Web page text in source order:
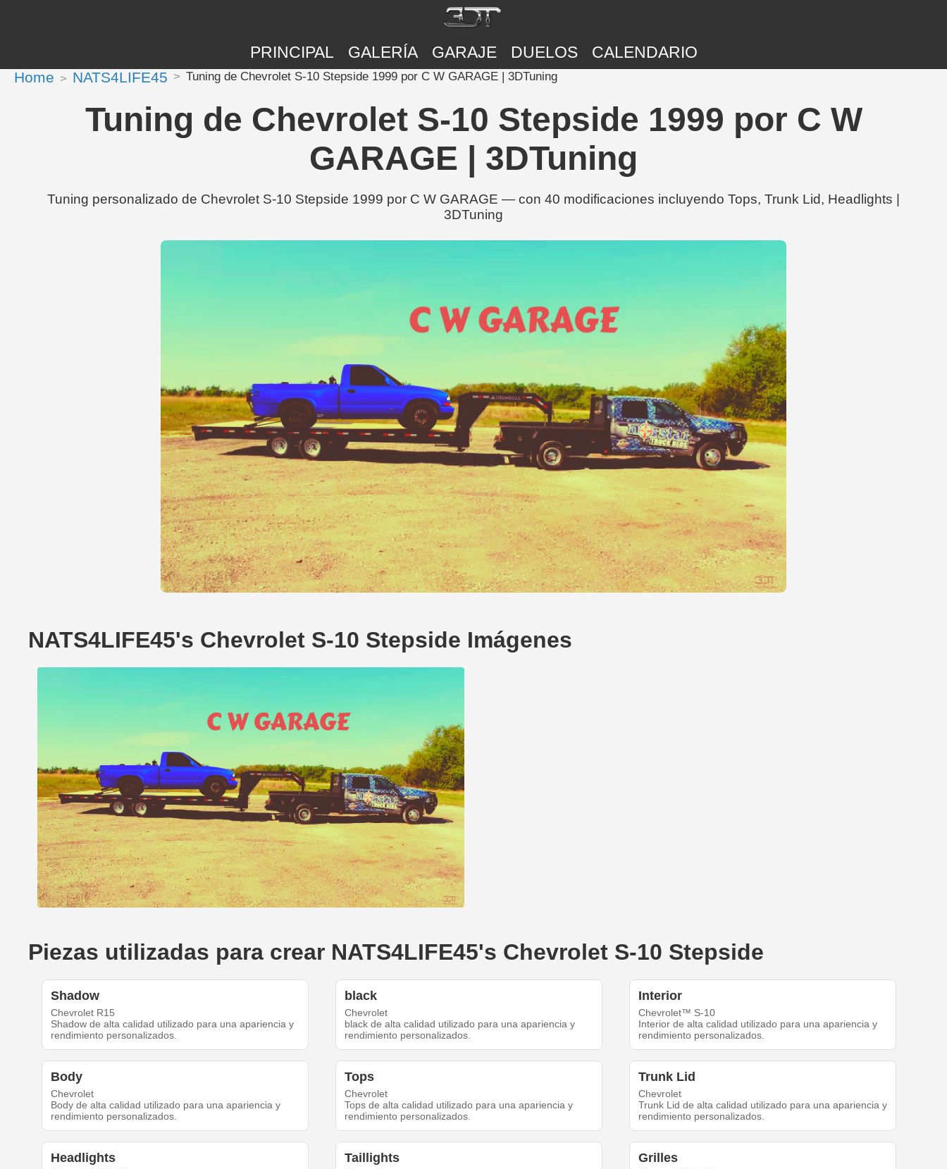
PRINCIPAL GALERÍA GARAJE DUELOS CALENDARIO
Home NATS4LIFE45 Tuning de Chevrolet S-10 Stepside 1999 por C W GARAGE | 3DTuning
Tuning de Chevrolet S-10 Stepside 1999 por C W
GARAGE | 3DTuning
Tuning personalizado de Chevrolet S-10 Stepside 1999 por C W GARAGE — con 40 modificaciones incluyendo Tops, Trunk Lid, Headlights |
3DTuning
NATS4LIFE45's Chevrolet S-10 Stepside Imágenes
Piezas utilizadas para crear NATS4LIFE45's Chevrolet S-10 Stepside
Shadow
Chevrolet R15
Shadow de alta calidad utilizado para una apariencia y
rendimiento personalizados.
black
Chevrolet
black de alta calidad utilizado para una apariencia y
rendimiento personalizados.
Interior
Chevrolet™ S-10
Interior de alta calidad utilizado para una apariencia y
rendimiento personalizados.
Body
Chevrolet
Body de alta calidad utilizado para una apariencia y
rendimiento personalizados.
Tops
Chevrolet
Tops de alta calidad utilizado para una apariencia y
rendimiento personalizados.
Trunk Lid
Chevrolet
Trunk Lid de alta calidad utilizado para una apariencia y
rendimiento personalizados.
Headlights Taillights Grilles